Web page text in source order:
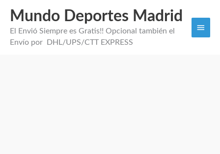
Mundo Deportes Madrid
El Envió Siempre es Gratis!! Opcional también el
Envío por DHL/UPS/CTT EXPRESS